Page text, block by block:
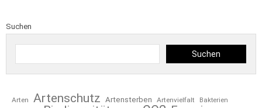
Suchen
Suchen
Arten Artenschutz Artensterben Artenvielfalt Bakterien